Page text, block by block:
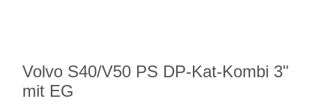
Volvo S40/V50 PS DP-Kat-Kombi 3"
mit EG